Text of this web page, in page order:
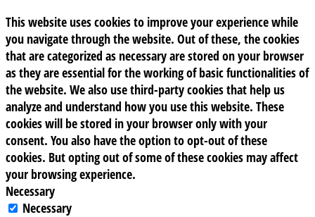
This website uses cookies to improve your experience while
you navigate through the website. Out of these, the cookies
that are categorized as necessary are stored on your browser
as they are essential for the working of basic functionalities of
the website. We also use third-party cookies that help us
analyze and understand how you use this website. These
cookies will be stored in your browser only with your
consent. You also have the option to opt-out of these
cookies. But opting out of some of these cookies may affect
your browsing experience.
Necessary
Necessary